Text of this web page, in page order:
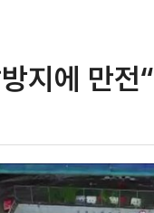
지에 만전“